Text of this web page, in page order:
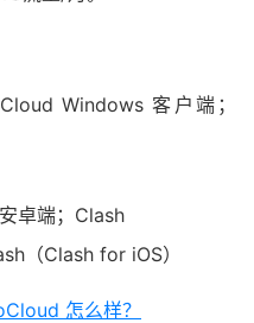
Windows 客户端；
卓端；Clash
（Clash for iOS）
怎么样？